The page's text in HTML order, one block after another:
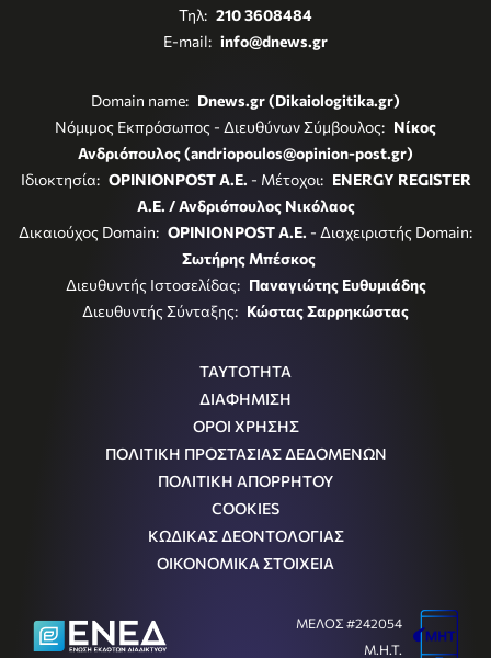
Τηλ: 210 3608484
E-mail: info@dnews.gr
Domain name: Dnews.gr (Dikaiologitika.gr)
Νόμιμος Εκπρόσωπος - Διευθύνων Σύμβουλος: Νίκος
Ανδριόπουλος (andriopoulos@opinion-post.gr)
Ιδιοκτησία: OPINIONPOST A.E. - Μέτοχοι: ENERGY REGISTER
Α.Ε. / Ανδριόπουλος Νικόλαος
Δικαιούχος Domain: OPINIONPOST A.E. - Διαχειριστής Domain:
Σωτήρης Μπέσκος
Διευθυντής Ιστοσελίδας: Παναγιώτης Ευθυμιάδης
Διευθυντής Σύνταξης: Κώστας Σαρρηκώστας
ΤΑΥΤΟΤΗΤΑ
ΔΙΑΦΗΜΙΣΗ
ΟΡΟΙ ΧΡΗΣΗΣ
ΠΟΛΙΤΙΚΗ ΠΡΟΣΤΑΣΙΑΣ ΔΕΔΟΜΕΝΩΝ
ΠΟΛΙΤΙΚΗ ΑΠΟΡΡΗΤΟΥ
COOKIES
ΚΩΔΙΚΑΣ ΔΕΟΝΤΟΛΟΓΙΑΣ
ΟΙΚΟΝΟΜΙΚΑ ΣΤΟΙΧΕΙΑ
ΜΕΛΟΣ #242054
Μ.Η.Τ.